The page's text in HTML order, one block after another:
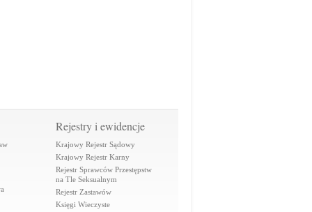
Rejestry i ewidencje
Krajowy Rejestr Sądowy
Krajowy Rejestr Karny
Rejestr Sprawców Przestępstw
na Tle Seksualnym
Rejestr Zastawów
Księgi Wieczyste